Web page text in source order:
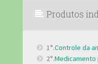
Produtos
1°.Controle da
2°.Medicamento